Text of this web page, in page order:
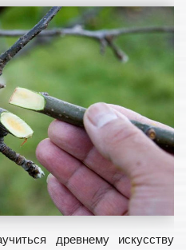
древнему искусству